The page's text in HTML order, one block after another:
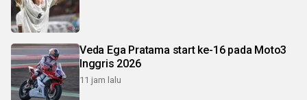
Veda Ega Pratama start ke-16 pada Moto3
Inggris 2026
11 jam lalu